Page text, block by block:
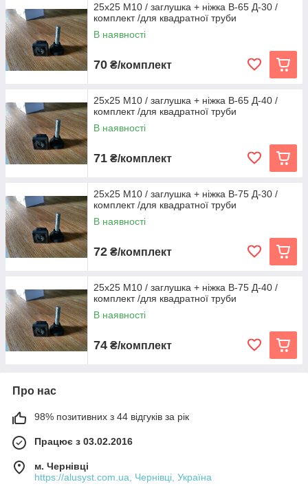
25х25 М10 / заглушка + ніжка В-65 Д-30 /
комплект /для квадратної труби
В наявності
70 ₴/комплект
25х25 М10 / заглушка + ніжка В-65 Д-40 /
комплект /для квадратної труби
В наявності
71 ₴/комплект
25х25 М10 / заглушка + ніжка В-75 Д-30 /
комплект /для квадратної труби
В наявності
72 ₴/комплект
25х25 М10 / заглушка + ніжка В-75 Д-40 /
комплект /для квадратної труби
В наявності
74 ₴/комплект
Про нас
98% позитивних з 44 відгуків за рік
Працює з 03.02.2016
м. Чернівці
https://alusyst.com.ua, Чернівці, Україна